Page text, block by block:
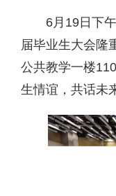
6月19日下
届毕业生大会隆
公共教学一楼
生情谊，共话未